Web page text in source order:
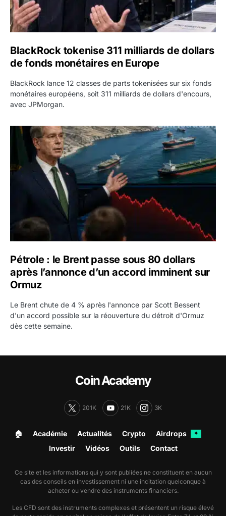
BlackRock tokenise 311 milliards de dollars
de fonds monétaires en Europe
BlackRock lance 12 classes de parts tokenisées sur six fonds
monétaires européens, soit 311 milliards de dollars d'encours,
avec JPMorgan.
Pétrole : le Brent passe sous 80 dollars après
Pétrole : le Brent passe sous 80 dollars
après l’annonce d’un accord imminent sur
Ormuz
Le Brent chute de 4 % après l'annonce par Scott Bessent
d'un accord possible sur la réouverture du détroit d'Ormuz
dès cette semaine.
Coin Academy
201K 21K 3K
🏠︎ Académie Actualités Crypto Airdrops ✦
Investir Vidéos Outils Contact
Ce site et les informations qui y sont publiées ne constituent en aucun
cas des conseils en investissement ni une incitation quelconque à
acheter ou vendre des instruments financiers.
Les CFD sont des instruments complexes et présentent un risque élevé